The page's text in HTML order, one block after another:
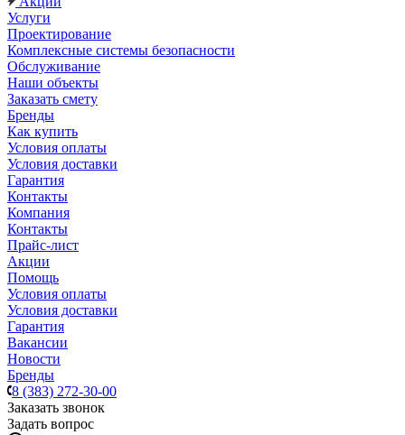
Услуги
Проектирование
Комплексные системы безопасности
Обслуживание
Наши объекты
Заказать смету
Бренды
Как купить
Условия оплаты
Условия доставки
Гарантия
Контакты
Компания
Контакты
Прайс-лист
Акции
Помощь
Условия оплаты
Условия доставки
Гарантия
Вакансии
Новости
Бренды
8 (383) 272-30-00
Заказать звонок
Задать вопрос